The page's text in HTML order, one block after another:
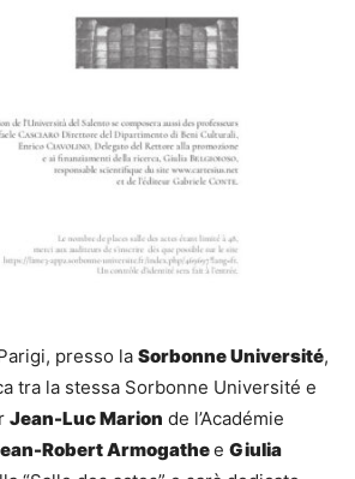
presso la Sorbonne Université,
tra la stessa Sorbonne Université e
Jean-Luc Marion de l’Académie
Robert Armogathee Giulia